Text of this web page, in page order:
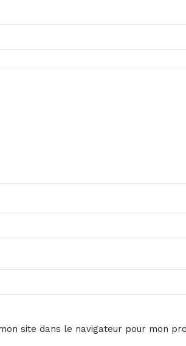
site dans le navigateur pour mon